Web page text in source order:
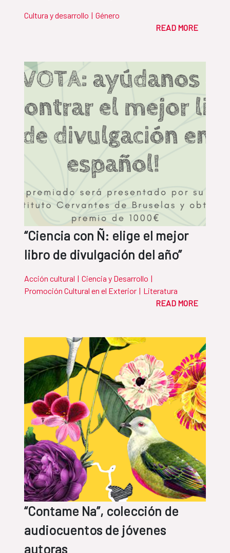
Cultura y desarrollo | Género
READ MORE
“Ciencia con Ñ: elige el mejor
libro de divulgación del año”
Acción cultural | Ciencia y Desarrollo |
Promoción Cultural en el Exterior | Literatura
READ MORE
“Contame Na”, colección de
audiocuentos de jóvenes
autoras